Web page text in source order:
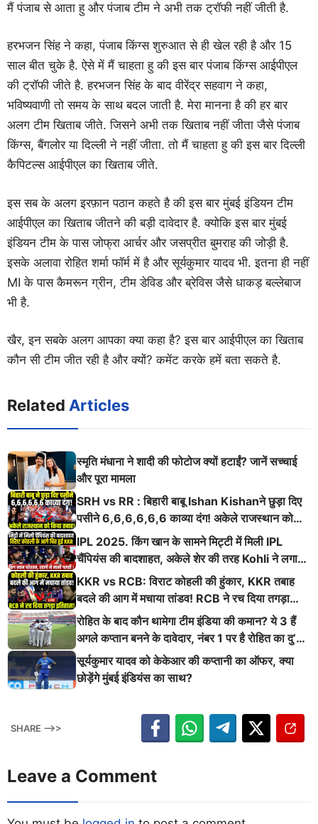
मैं पंजाब से आता हु और पंजाब टीम ने अभी तक ट्रॉफी नहीं जीती है.
हरभजन सिंह ने कहा, पंजाब किंग्स शुरुआत से ही खेल रही है और 15
साल बीत चुके है. ऐसे में मैं चाहता हु की इस बार पंजाब किंग्स आईपीएल
की ट्रॉफी जीते है. हरभजन सिंह के बाद वीरेंद्र सहवाग ने कहा,
भविष्यवाणी तो समय के साथ बदल जाती है. मेरा मानना है की हर बार
अलग टीम खिताब जीते. जिसने अभी तक खिताब नहीं जीता जैसे पंजाब
किंग्स, बैंगलोर या दिल्ली ने नहीं जीता. तो मैं चाहता हु की इस बार दिल्ली
कैपिटल्स आईपीएल का खिताब जीते.
इस सब के अलग इरफ़ान पठान कहते है की इस बार मुंबई इंडियन टीम
आईपीएल का खिताब जीतने की बड़ी दावेदार है. क्योकि इस बार मुंबई
इंडियन टीम के पास जोफ्रा आर्चर और जसप्रीत बुमराह की जोड़ी है.
इसके अलावा रोहित शर्मा फॉर्म में है और सूर्यकुमार यादव भी. इतना ही नहीं
MI के पास कैमरून ग्रीन, टीम डेविड और ब्रेविस जैसे धाकड़ बल्लेबाज
भी है.
खैर, इन सबके अलग आपका क्या कहा है? इस बार आईपीएल का खिताब
कौन सी टीम जीत रही है और क्यों? कमेंट करके हमें बता सकते है.
Related Articles
स्मृति मंधाना ने शादी की फोटोज क्यों हटाईं? जानें सच्चाई
और पूरा मामला
SRH vs RR : बिहारी बाबू Ishan Kishanने छुड़ा दिए
पसीने 6,6,6,6,6,6 काव्या दंग! अकेले राजस्थान को
किया तबाह!
IPL 2025. किंग खान के सामने मिट्टी में मिली IPL
चैंपियंस की बादशाहत, अकेले शेर की तरह Kohli ने लगाई
ऐसी दहाड़
KKR vs RCB: विराट कोहली की हुंकार, KKR तबाह
बदले की आग में मचाया तांडव! RCB ने रच दिया तगड़ा
इतिहास
रोहित के बाद कौन थामेगा टीम इंडिया की कमान? ये 3 हैं
अगले कप्तान बनने के दावेदार, नंबर 1 पर है रोहित का दु’
श्मन
सूर्यकुमार यादव को केकेआर की कप्तानी का ऑफर, क्या
छोड़ेंगे मुंबई इंडियंस का साथ?
SHARE -->>
Leave a Comment